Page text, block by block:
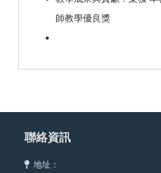
師教學優良獎
聯絡資訊
地址：